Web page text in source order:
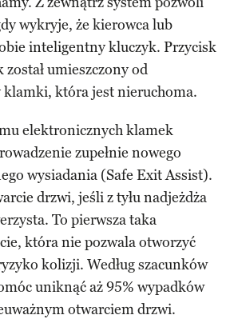
wykryje, że kierowca lub
inteligentny kluczyk. Przycisk
umieszczony od
która jest nieruchoma.
elektronicznych klamek
zupełnie nowego
wysiadania (Safe Exit Assist).
drzwi, jeśli z tyłu nadjeżdża
To pierwsza taka
która nie pozwala otworzyć
kolizji. Według szacunków
uniknąć aż 95% wypadków
otwarciem drzwi.